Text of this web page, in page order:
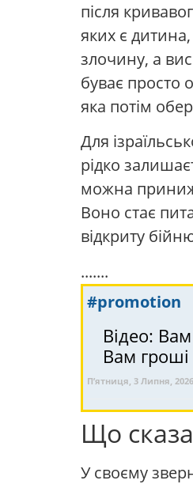
після
яких є
злочину, а
буває просто
яка потім
Для
рідко
можна
Воно стає
відкриту
.......
#promotion
Відео:
Вам гроші
П’ятниця, 3 Липня,
Що
У своєму